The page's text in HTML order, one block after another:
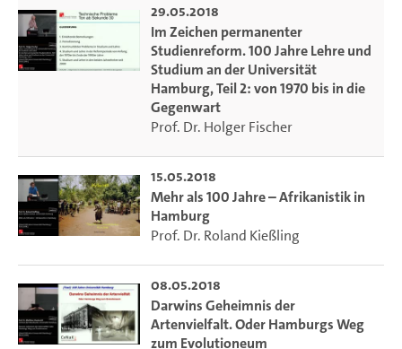
29.05.2018
Im Zeichen permanenter
Studienreform. 100 Jahre Lehre und
Studium an der Universität
Hamburg, Teil 2: von 1970 bis in die
Gegenwart
Prof. Dr. Holger Fischer
15.05.2018
Mehr als 100 Jahre – Afrikanistik in
Hamburg
Prof. Dr. Roland Kießling
08.05.2018
Darwins Geheimnis der
Artenvielfalt. Oder Hamburgs Weg
zum Evolutioneum